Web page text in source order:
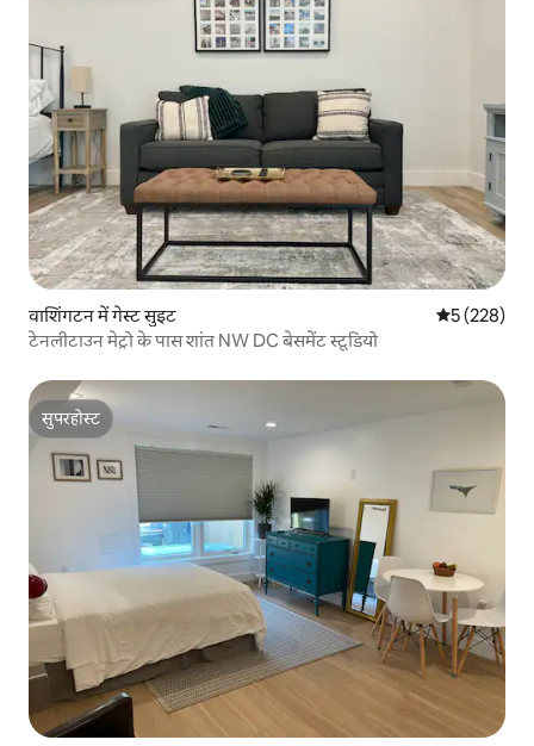
वाशिंगटन में गेस्ट सुइट औसत रेटिंग 5
5 (228)
टेनलीटाउन मेट्रो के पास शांत NW DC बेसमेंट स्टूडियो
सुपरहोस्ट
सुपरहोस्ट